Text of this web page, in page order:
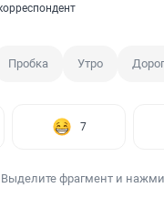
Пробка Утро
7
фрагмент и